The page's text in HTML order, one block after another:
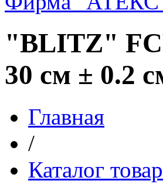
"BLITZ"
30 см ± 0.2
Главная
/
Каталог